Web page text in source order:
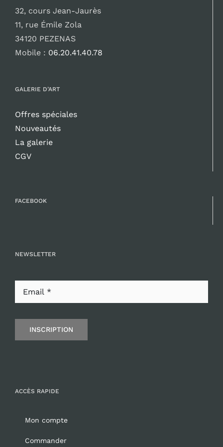
32, cours Jean-Jaurès
11, rue Émile Zola
34120 PEZENAS
Mobile : 06.20.41.40.78
GALERIE D’ART
Offres spéciales
Nouveautés
La galerie
CGV
FACEBOOK
NEWSLETTER
INSCRIPTION
ACCÈS RAPIDE
Mon compte
Commander